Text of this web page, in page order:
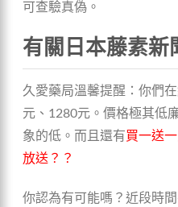
可查驗真偽。
有關日本藤素新
久愛藥局溫馨提醒：你們
元、1280元。價格極其低
象的低。而且還有 買一送
放送？？
你認為有可能嗎？近段時